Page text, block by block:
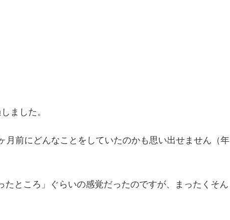
ました。
月前にどんなことをしていたのかも思い出せません（年
ところ」ぐらいの感覚だったのですが、まったくそん